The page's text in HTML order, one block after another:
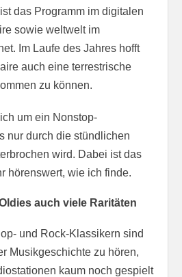
das Programm im digitalen
sowie weltwelt im
Im Laufe des Jahres hofft
auch eine terrestrische
zu können.
um ein Nonstop-
nur durch die stündlichen
wird. Dabei ist das
hörenswert, wie ich finde.
auch viele Raritäten
und Rock-Klassikern sind
Musikgeschichte zu hören,
kaum noch gespielt